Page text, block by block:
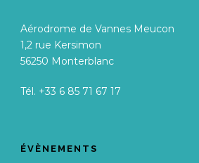
Aérodrome de Vannes Meucon
1,2 rue Kersimon
56250 Monterblanc
Tél. +33 6 85 71 67 17
ÉVÈNEMENTS